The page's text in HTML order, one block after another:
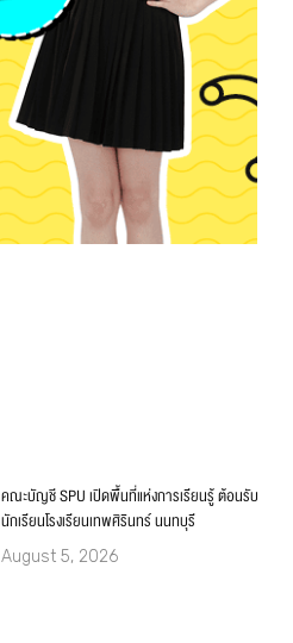
คณะบัญชี SPU เปิดพื้นที่แห่งการเรียนรู้ ต้อนรับ
นักเรียนโรงเรียนเทพศิรินทร์ นนทบุรี
August 5, 2026